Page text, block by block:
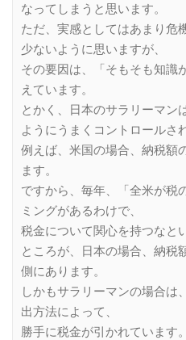
なってしまうと思います。
ただ、実感としてはあまり危
少ないように思いますが、
その要因は、「そもそも知識
えています。
とかく、日本のサラリーマン
ようにうまくコントロールさ
例えば、米国の場合、納税額
ます。
ですから、毎年、「全米が税
ミングがあるわけで、
税金について関心を持つなと
ところが、日本の場合、納税
側にあります。
しかもサラリーマンの場合は
出方法によって、
勝手に税金が引かれています。